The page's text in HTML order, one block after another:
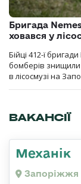
Бригада
ховався у
Бійці 412-ї
бомберів
в лісосмузі на
ВАКАНСІЇ
Механік
Запоріжжя